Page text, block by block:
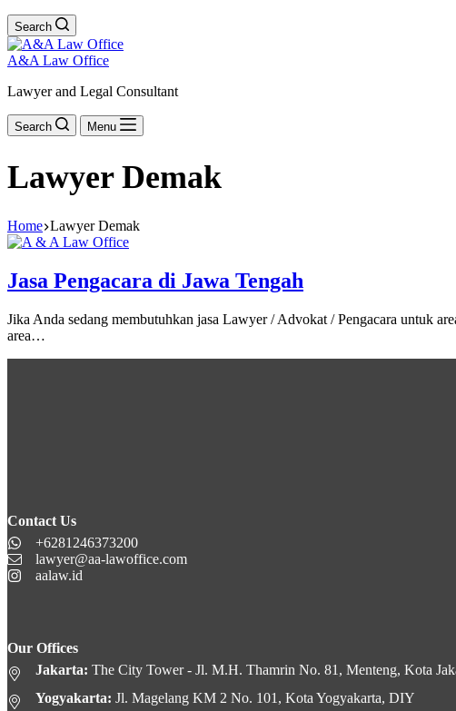
Search
A&A Law Office
Lawyer and Legal Consultant
Search Menu
Lawyer Demak
Home Lawyer Demak
Jasa Pengacara di Jawa Tengah
Jika Anda sedang membutuhkan jasa Lawyer / Advokat / Pengacara untuk
area…
Contact Us
+6281246373200
lawyer@aa-lawoffice.com
aalaw.id
Our Offices
Jakarta: The City Tower - Jl. M.H. Thamrin No. 81, Menteng, Kota
Yogyakarta: Jl. Magelang KM 2 No. 101, Kota Yogyakarta, DIY